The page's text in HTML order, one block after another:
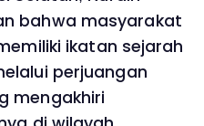
bahwa masyarakat
ikatan sejarah
perjuangan
mengakhiri